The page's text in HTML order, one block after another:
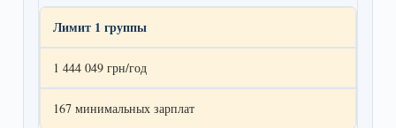
Лимит 1 группы
1 444 049 грн/год
167 минимальных зарплат